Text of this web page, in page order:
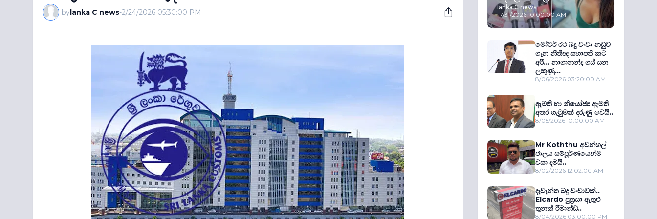
bylanka C news-2/24/2026 05:30:00 PM
lanka C news
-7/31/2026 10:00:00 AM
මෝටර් රථ බදු වංචා නඩුව
ගැන නීතීඥ සභාපති කට
අරී... නාගානන්ද ගස් යන
ලකුණු...
8/06/2026 03:20:00 AM
ඇමති හා නියෝජ්‍ය ඇමති
අතර ගැටුමක් දරුණු වෙයි..
8/05/2026 10:00:00 AM
Mr Koththu අවන්හල්
ජාලය සම්පූර්ණයෙන්ම
වසා දමයි..
8/02/2026 12:02:00 AM
දැවැන්ත බදු වංචාවක්..
Elcardo පුත‍්‍රයා ඇතුළු
තුනක් රිමාන්ඩ්..
8/04/2026 03:00:00 PM